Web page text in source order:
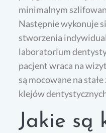
minimalnym
Następnie wykonuje
stworzenia
laboratorium
pacjent wraca na
są mocowane na
klejów
Jakie są